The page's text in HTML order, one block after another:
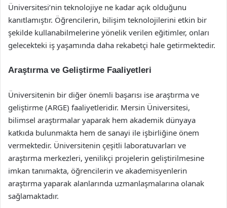
Üniversitesi’nin teknolojiye ne kadar açık olduğunu
kanıtlamıştır. Öğrencilerin, bilişim teknolojilerini etkin bir
şekilde kullanabilmelerine yönelik verilen eğitimler, onları
gelecekteki iş yaşamında daha rekabetçi hale getirmektedir.
Araştırma ve Geliştirme Faaliyetleri
Üniversitenin bir diğer önemli başarısı ise araştırma ve
geliştirme (ARGE) faaliyetleridir. Mersin Üniversitesi,
bilimsel araştırmalar yaparak hem akademik dünyaya
katkıda bulunmakta hem de sanayi ile işbirliğine önem
vermektedir. Üniversitenin çeşitli laboratuvarları ve
araştırma merkezleri, yenilikçi projelerin geliştirilmesine
imkan tanımakta, öğrencilerin ve akademisyenlerin
araştırma yaparak alanlarında uzmanlaşmalarına olanak
sağlamaktadır.